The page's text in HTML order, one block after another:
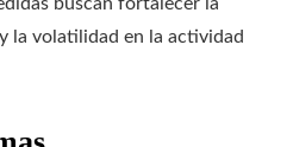
buscan fortalecer la
la volatilidad en la actividad